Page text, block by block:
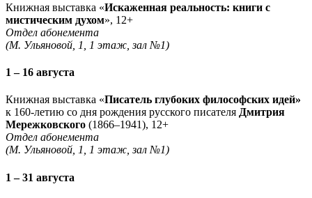
Книжная выставка «Искаженная реальность: книги с
мистическим духом», 12+
Отдел абонемента
(М. Ульяновой, 1, 1 этаж, зал №1)
1 – 16 августа
Книжная выставка «Писатель глубоких философских идей»
к 160-летию со дня рождения русского писателя Дмитрия
Мережковского (1866–1941), 12+
Отдел абонемента
(М. Ульяновой, 1, 1 этаж, зал №1)
1 – 31 августа